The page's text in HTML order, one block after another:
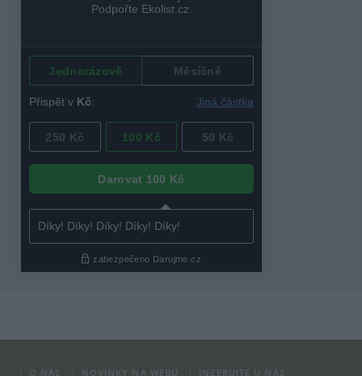
O NÁS NOVINKY NA WEBU INZERUJTE U NÁS